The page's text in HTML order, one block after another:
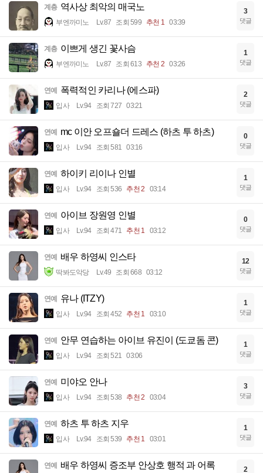
계층 역사상 최악의 매국노
부엔까미노 Lv.87 조회 599 추천 1 03:39
3
댓글
계층 이쁘게 생긴 꽃사슴
부엔까미노 Lv.87 조회 613 추천 2 03:26
1
댓글
연예 폭력적인 카리나 (에스파)
입사 Lv.94 조회 727 03:21
2
댓글
연예 mc 이안 오프숄더 드레스 (하츠 투 하츠)
입사 Lv.94 조회 581 03:16
0
댓글
연예 하이키 리이나 인별
입사 Lv.94 조회 536 추천 2 03:14
1
댓글
연예 아이브 장원영 인별
입사 Lv.94 조회 471 추천 1 03:12
0
댓글
연예 배우 하영씨 인스타
딱봐도악당 Lv.49 조회 668 03:12
12
댓글
연예 유나 (ITZY)
입사 Lv.94 조회 452 추천 1 03:10
1
댓글
연예 안무 연습하는 아이브 유진이 (도쿄돔 콘)
입사 Lv.94 조회 521 03:06
1
댓글
연예 미야오 안나
입사 Lv.94 조회 538 추천 2 03:04
3
댓글
연예 하츠 투 하츠 지우
입사 Lv.94 조회 539 추천 1 03:01
1
댓글
연예 배우 하영씨 증조부 안상호 행적 과 어록 2